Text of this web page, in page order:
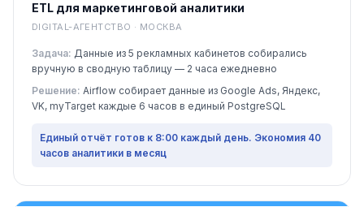
ETL для маркетинговой аналитики
DIGITAL-АГЕНТСТВО · МОСКВА
Задача: Данные из 5 рекламных кабинетов собирались
вручную в сводную таблицу — 2 часа ежедневно
Решение: Airflow собирает данные из Google Ads, Яндекс,
VK, myTarget каждые 6 часов в единый PostgreSQL
Единый отчёт готов к 8:00 каждый день. Экономия 40
часов аналитики в месяц